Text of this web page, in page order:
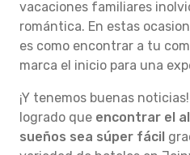
vacaciones familiares
romántica. En estas
es como encontrar a tu
marca el inicio para una
¡Y tenemos buenas
logrado que encontrar el
sueños sea súper fácil